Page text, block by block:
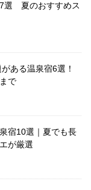
7選 夏のおすすめス
ある温泉宿6選！
で
宿10選｜夏でも長
が厳選